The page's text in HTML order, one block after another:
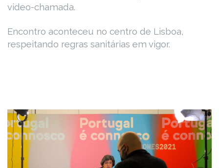
video-chamada.
Encontro aconteceu no centro de Lisboa,
respeitando regras sanitárias em vigor.